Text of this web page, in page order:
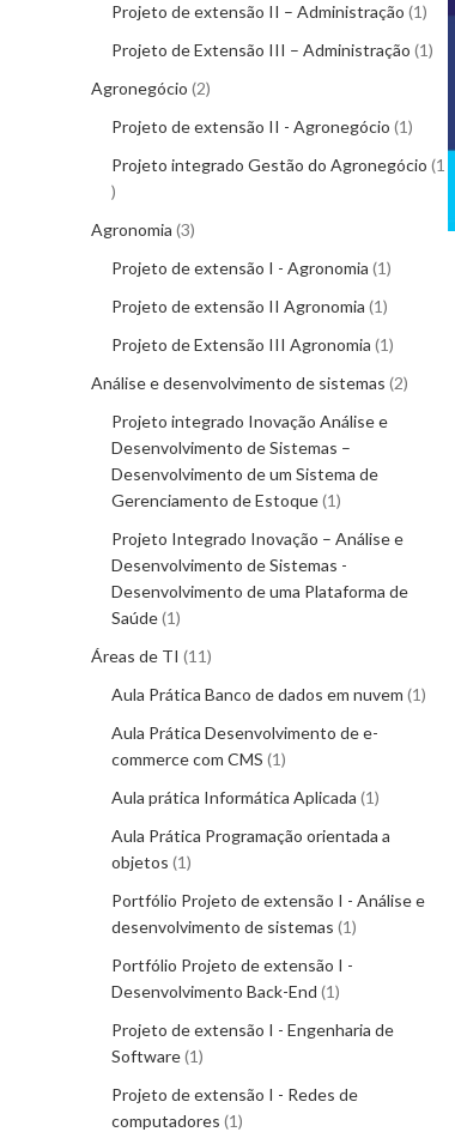
Projeto de extensão II – Administração 1
Projeto de Extensão III – Administração 1
Agronegócio 2
Projeto de extensão II - Agronegócio 1
Projeto integrado Gestão do Agronegócio 1
Agronomia 3
Projeto de extensão I - Agronomia 1
Projeto de extensão II Agronomia 1
Projeto de Extensão III Agronomia 1
Análise e desenvolvimento de sistemas 2
Projeto integrado Inovação Análise e
Desenvolvimento de Sistemas –
Desenvolvimento de um Sistema de
Gerenciamento de Estoque 1
Projeto Integrado Inovação – Análise e
Desenvolvimento de Sistemas -
Desenvolvimento de uma Plataforma de
Saúde 1
Áreas de TI 11
Aula Prática Banco de dados em nuvem 1
Aula Prática Desenvolvimento de e-
commerce com CMS 1
Aula prática Informática Aplicada 1
Aula Prática Programação orientada a
objetos 1
Portfólio Projeto de extensão I - Análise e
desenvolvimento de sistemas 1
Portfólio Projeto de extensão I -
Desenvolvimento Back-End 1
Projeto de extensão I - Engenharia de
Software 1
Projeto de extensão I - Redes de
computadores 1